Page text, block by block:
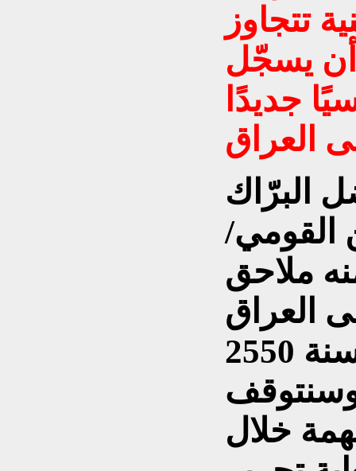
تتجاوز
أن يسجّل
جديدًا
البرّاك
القومي/
ملاحق
العراق
عبر التاريخ, ابتداءًا من سنة 2550
العام 1980م. وسنتوقف
خلال